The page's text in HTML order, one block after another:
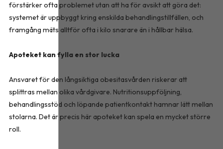
förstärker ofta problemet utan att ha för avsikt att göra det:
systemet är uppbyggt kring enskilda behandlingstillfällen, och
framgång mäts alltför ofta i kilo snarare än i hållbar hälsa.
Apoteket kan fylla en stor lucka
Ansvaret för den långsiktiga obesitasvården riskerar att
splittras mellan olika vårdgivare. Nutritionsuppföljning,
behandlingsstöd och löpande patientkontakt hamnar lätt mellan
stolarna. Det är precis här apoteket kan spela en mycket större
roll.